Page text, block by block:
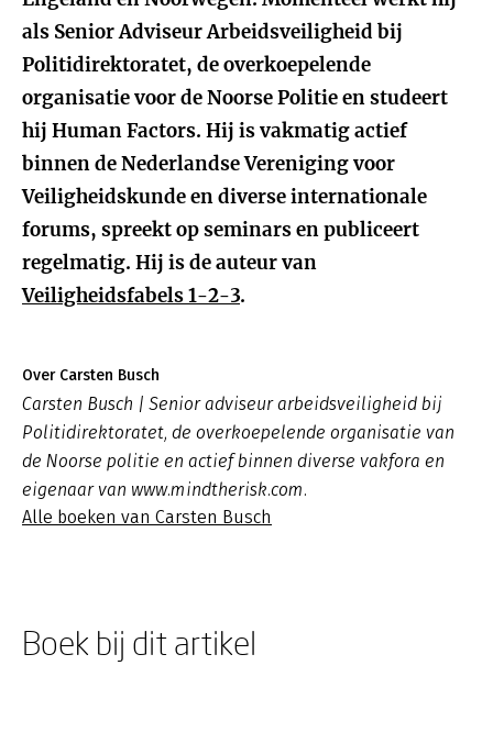
als Senior Adviseur Arbeidsveiligheid bij
Politidirektoratet, de overkoepelende
organisatie voor de Noorse Politie en studeert
hij Human Factors. Hij is vakmatig actief
binnen de Nederlandse Vereniging voor
Veiligheidskunde en diverse internationale
forums, spreekt op seminars en publiceert
regelmatig. Hij is de auteur van
Veiligheidsfabels 1-2-3.
Over Carsten Busch
Carsten Busch | Senior adviseur arbeidsveiligheid bij
Politidirektoratet, de overkoepelende organisatie van
de Noorse politie en actief binnen diverse vakfora en
eigenaar van www.mindtherisk.com.
Alle boeken van Carsten Busch
Boek bij dit artikel